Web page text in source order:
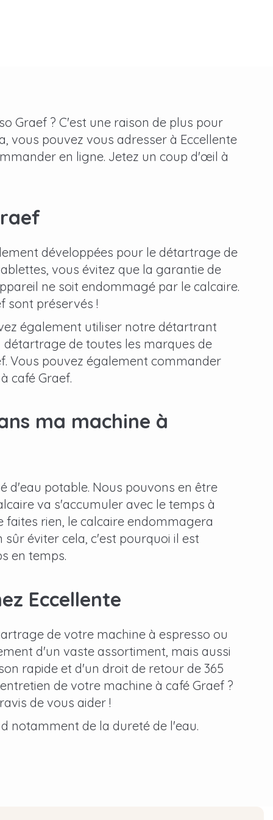
Graef ? C'est une raison de plus pour
vous pouvez vous adresser à Eccellente
en ligne. Jetez un coup d'œil à
développées pour le détartrage de
vous évitez que la garantie de
ne soit endommagé par le calcaire.
sont préservés !
également utiliser notre détartrant
détartrage de toutes les marques de
Vous pouvez également commander
café Graef.
ma machine à
d'eau potable. Nous pouvons en être
va s'accumuler avec le temps à
faites rien, le calcaire endommagera
éviter cela, c'est pourquoi il est
en temps.
Eccellente
de votre machine à espresso ou
d'un vaste assortiment, mais aussi
rapide et d'un droit de retour de 365
de votre machine à café Graef ?
de vous aider !
notamment de la dureté de l'eau.